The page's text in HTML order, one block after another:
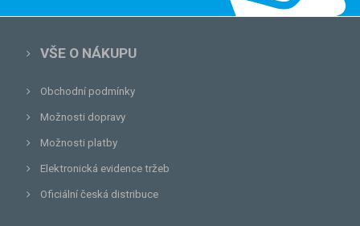
VŠE O NÁKUPU
Obchodní podmínky
Možnosti dopravy
Možnosti platby
Elektronická evidence tržeb
Oficiální česká distribuce